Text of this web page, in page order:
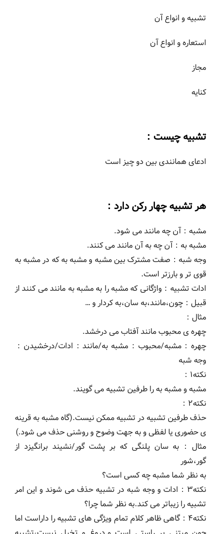
تشبیه و انواع آن
استعاره و انواع آن
مجاز
کنایه
تشبیه چیست：
ادعای همانندی بین دو چیز است
هر تشبیه چهار رکن دارد：
مشبه：آن چه مانند می شود.
مشبه به：آن چه به آن مانند می کنند.
وجه شبه：صفت مشترک بین مشبه و مشبه به که در مشبه به
قوی تر و بارزتر است.
ادات تشبیه：واژگانی که مشبه را به مشبه به مانند می کنند از
قبیل：چون،مانند،به سان،به کردار و …
مثال：
چهره ی محبوب مانند آفتاب می درخشد.
چهره：مشبه/محبوب：مشبه به/مانند：ادات/درخشیدن：
وجه شبه
نکته۱：
مشبه و مشبه به را طرفین تشبیه می گویند.
نکته۲：
حذف طرفین تشبیه در تشبیه ممکن نیست.(گاه مشبه به قرینه
ی حضوری یا لفظی و به جهت وضوح و روشنی حذف می شود.)
مثال：به سان پلنگی که بر پشت گور/نشیند برانگیزد از
گور،شور
به نظر شما مشبه چه کسی است؟
نکته۳：ادات و وجه شبه در تشبیه حذف می شوند و این امر
تشبیه را زیباتر می کند.به نظر شما چرا؟
نکته۴：گاهی ظاهر کلام تمام ویژگی های تشبیه را داراست اما